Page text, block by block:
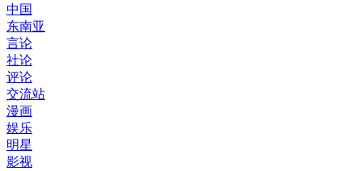
中国
东南亚
言论
社论
评论
交流站
漫画
娱乐
明星
影视